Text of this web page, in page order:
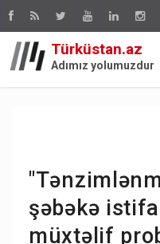
Türküstan.az
Adımız yolumuzdur
şəbəkə
müxtəlif